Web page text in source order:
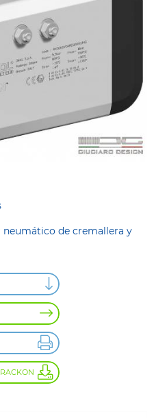
neumático de cremallera y